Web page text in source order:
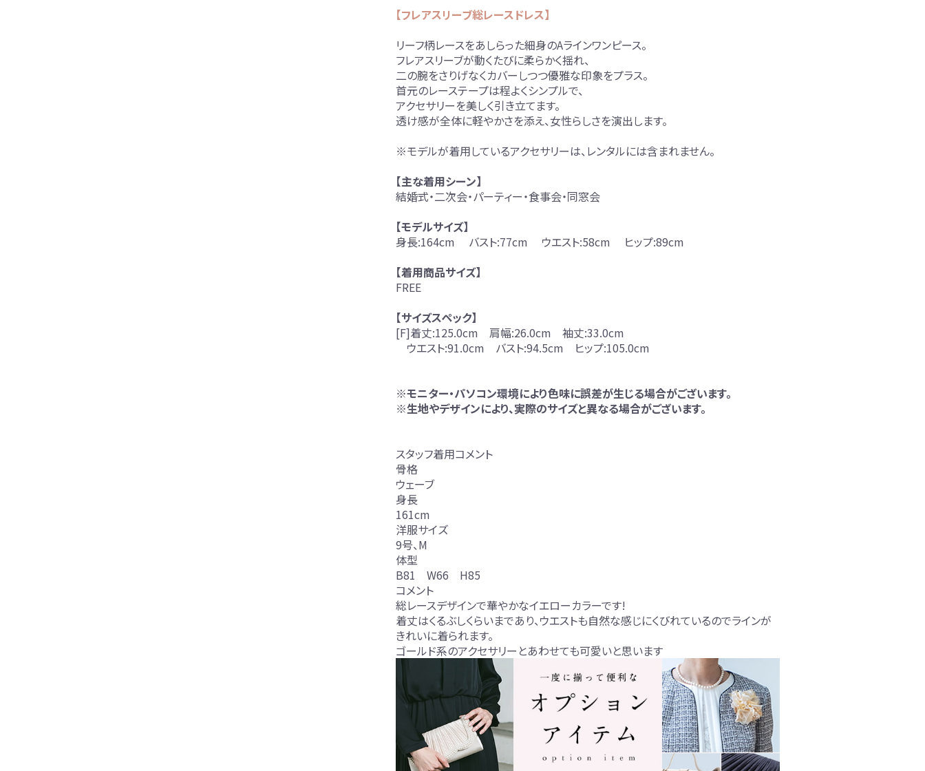
【フレアスリーブ総レースドレス】
リーフ柄レースをあしらった細身のAラインワンピース。
フレアスリーブが動くたびに柔らかく揺れ、
二の腕をさりげなくカバーしつつ優雅な印象をプラス。
首元のレーステープは程よくシンプルで、
アクセサリーを美しく引き立てます。
透け感が全体に軽やかさを添え、女性らしさを演出します。
※モデルが着用しているアクセサリーは、レンタルには含まれません。
【主な着用シーン】
結婚式・二次会・パーティー・食事会・同窓会
【モデルサイズ】
身長:164cm バスト:77cm ウエスト:58cm ヒップ:89cm
【着用商品サイズ】
FREE
【サイズスペック】
[F]着丈:125.0cm 肩幅:26.0cm 袖丈:33.0cm
ウエスト:91.0cm バスト:94.5cm ヒップ:105.0cm
※モニター・パソコン環境により色味に誤差が生じる場合がございます。
※生地やデザインにより、実際のサイズと異なる場合がございます。
スタッフ着用コメント
骨格
ウェーブ
身長
161cm
洋服サイズ
9号、M
体型
B81 W66 H85
コメント
総レースデザインで華やかなイエローカラーです!
着丈はくるぶしくらいまであり、ウエストも自然な感じにくびれているのでラインが
きれいに着られます。
ゴールド系のアクセサリーとあわせても可愛いと思います